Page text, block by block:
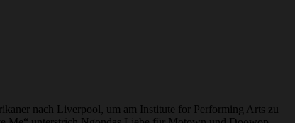
nach Liverpool, um am Institute for Performing Arts zu